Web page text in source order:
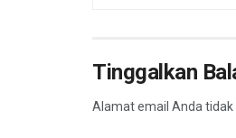
Tinggalkan
Alamat email Anda tidak